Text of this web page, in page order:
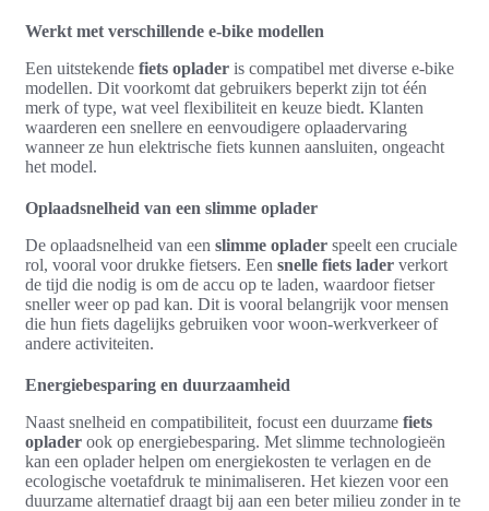
Werkt met verschillende e-bike modellen
Een uitstekende fiets oplader is compatibel met diverse e-bike
modellen. Dit voorkomt dat gebruikers beperkt zijn tot één
merk of type, wat veel flexibiliteit en keuze biedt. Klanten
waarderen een snellere en eenvoudigere oplaadervaring
wanneer ze hun elektrische fiets kunnen aansluiten, ongeacht
het model.
Oplaadsnelheid van een slimme oplader
De oplaadsnelheid van een slimme oplader speelt een cruciale
rol, vooral voor drukke fietsers. Een snelle fiets lader verkort
de tijd die nodig is om de accu op te laden, waardoor fietser
sneller weer op pad kan. Dit is vooral belangrijk voor mensen
die hun fiets dagelijks gebruiken voor woon-werkverkeer of
andere activiteiten.
Energiebesparing en duurzaamheid
Naast snelheid en compatibiliteit, focust een duurzame fiets
oplader ook op energiebesparing. Met slimme technologieën
kan een oplader helpen om energiekosten te verlagen en de
ecologische voetafdruk te minimaliseren. Het kiezen voor een
duurzame alternatief draagt bij aan een beter milieu zonder in te